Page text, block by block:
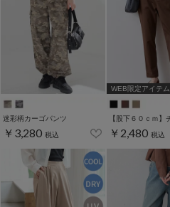
迷彩柄カーゴパンツ
￥3,280 税込
WEB限定アイテム
￥2,480 税込